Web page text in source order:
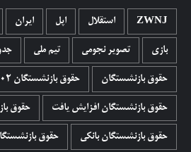
ZWNJ استقلال اپل ایران
بازی تصویر نجومی تیم ملی
حقوق بازنشستگان حقوق بازنشستگان 1402
حقوق بازنشستگان افزایش یافت حقوق
حقوق بازنشستگان بانکی حقوق